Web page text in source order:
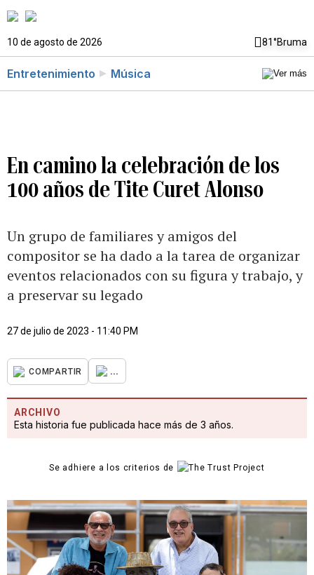
10 de agosto de 2026 81°Bruma
Entretenimiento Música
En camino la celebración de los
100 años de Tite Curet Alonso
Un grupo de familiares y amigos del
compositor se ha dado a la tarea de organizar
eventos relacionados con su figura y trabajo, y
a preservar su legado
27 de julio de 2023 - 11:40 PM
COMPARTIR ...
ARCHIVO
Esta historia fue publicada hace más de 3 años.
Se adhiere a los criterios de